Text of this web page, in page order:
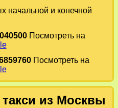
начальной и конечной
Посмотреть на
Посмотреть на
из Москвы